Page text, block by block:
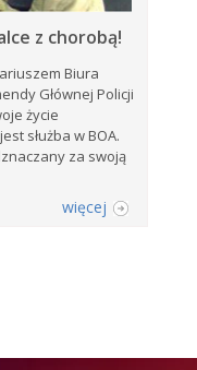
z chorobą!
Biura
Głównej Policji
życie
służba w BOA.
za swoją
więcej